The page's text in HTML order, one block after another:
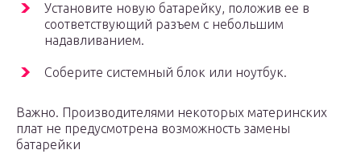
Установите новую батарейку, положив ее в
соответствующий разъем с небольшим
надавливанием.
Соберите системный блок или ноутбук.
Важно. Производителями некоторых материнских
плат не предусмотрена возможность замены
батарейки